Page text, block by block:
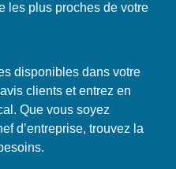
les plus proches de votre
disponibles dans votre
clients et entrez en
Que vous soyez
d’entreprise, trouvez la